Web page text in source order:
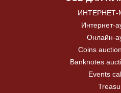
ИНТЕРНЕТ-
Интернет-
Онлайн-
Coins
Banknotes
Events